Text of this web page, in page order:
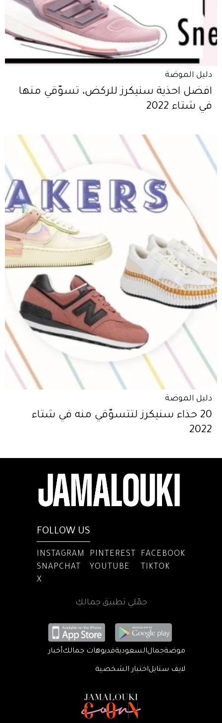
دليل الموضة
افضل احذية سنيكرز للركض، تسوّقي منها
في شتاء 2022
دليل الموضة
20 حذاء سنيكرز لتتسوّقي منه في شتاء
2022
FOLLOW US
INSTAGRAM PINTEREST
FACEBOOK
SNAPCHAT
YOUTUBE
TIKTOK
X
حمّلي تطبيق جمالكِ
موضةجمالالسعوديةفديوهات جمالكأخبار
لايف ستايلاختبار الشخصية